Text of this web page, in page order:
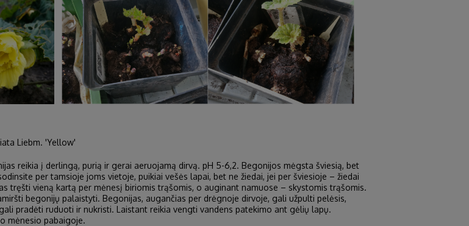
Liebm. 'Yellow'
reikia į derlingą, purią ir gerai aeruojamą dirvą. pH 5-6,2. Begonijos mėgsta šviesią, bet
per tamsioje joms vietoje, puikiai vešės lapai, bet ne žiedai, jei per šviesioje – žiedai
tręšti vieną kartą per mėnesį biriomis trąšomis, o auginant namuose – skystomis trąšomis.
begonijų palaistyti. Begonijas, augančias per drėgnoje dirvoje, gali užpulti pelėsis,
pradėti ruduoti ir nukristi. Laistant reikia vengti vandens patekimo ant gėlių lapų.
mėnesio pabaigoje.